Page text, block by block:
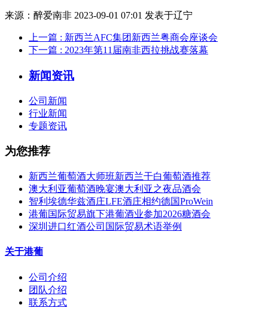
来源： 醉爱南非 2023-09-01 07:01 发表于辽宁
上一篇 : 新西兰AFC集团新西兰粤商会座谈会
下一篇 : 2023年第11届南非西拉挑战赛落幕
新闻资讯
公司新闻
行业新闻
专题资讯
为您推荐
新西兰葡萄酒大师班新西兰干白葡萄酒推荐
澳大利亚葡萄酒晚宴澳大利亚之夜品酒会
智利埃德华兹酒庄LFE酒庄相约德国ProWein
港葡国际贸易旗下港葡酒业参加2026糖酒会
深圳进口红酒公司国际贸易术语举例
关于港葡
公司介绍
团队介绍
联系方式